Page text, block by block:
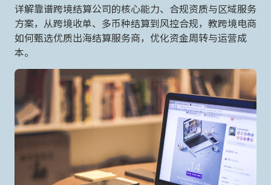
详解靠谱跨境结算公司的核心能力、合规资质与区域服务
方案，从跨境收单、多币种结算到风控合规，教跨境电商
如何甄选优质出海结算服务商，优化资金周转与运营成
本。